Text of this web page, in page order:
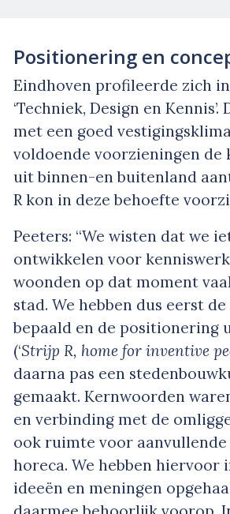
Positionering en
Eindhoven profileerde zich
‘Techniek, Design en
met een goed
voldoende voorzieningen de
uit binnen-en buitenland
R kon in deze behoefte
Peeters: “We wisten dat we
ontwikkelen voor
woonden op dat moment
stad. We hebben dus eerst
bepaald en de positionering
(‘Strijp R, home for inventive
daarna pas een
gemaakt. Kernwoorden
en verbinding met de
ook ruimte voor
horeca. We hebben hiervoor
ideeën en meningen